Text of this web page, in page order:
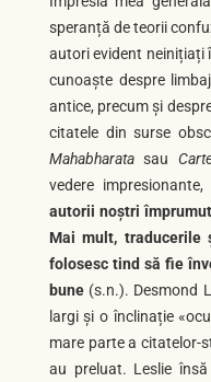
speranță de teorii
autori evident neinițiați
cunoaște despre
antice, precum și
citatele din surse
Mahabharatasau
vedere
autorii noștri
Mai mult, traducerile
folosesc tind să fie
bune(s.n.). Desmond
largi și o înclinație
mare parte a citatelor-
au preluat. Leslie